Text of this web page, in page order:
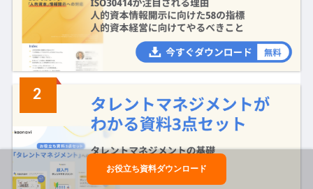
お役立ち資料ダウンロード